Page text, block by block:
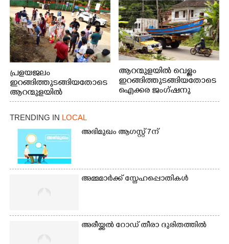
പ്രളയജലം
ഇറങ്ങിത്തുടങ്ങിയതോടെ
ആറന്മുളയിൽ
ഗ്രാമപഞ്ചായത്ത്
പ്രസിഡന്റ് മാരും
അംഗങ്ങളും
രാഷ്ട്രീയപ്രവത്തകരും
അടങ്ങുന്ന സംഘം
റോഡിൽ അടിഞ്ഞ് കൂടിയ
ചെളിയും മണ്ണും മറ്റ്
മാലിന്യങ്ങളും നീക്കം
ആറന്മുളയിൽ വെള്ളം
ഇറങ്ങിത്തുടങ്ങിയതോടെ
ഐക്കര ജംഗ്ഷനു
സമീപത്തുനിന്ന്
ബോട്ടുകൾ
തിരികെക്കൊണ്ടുപോകു
TRENDING IN LOCAL
അഭിമുഖം ആഗസ്റ്റ് 7ന്
അമ്മമാർക്ക് സ്നേഹപ്പൊതികൾ
അരീയ്ക്കൽ റോഡ് തീരാ ദുരിതത്തിൽ